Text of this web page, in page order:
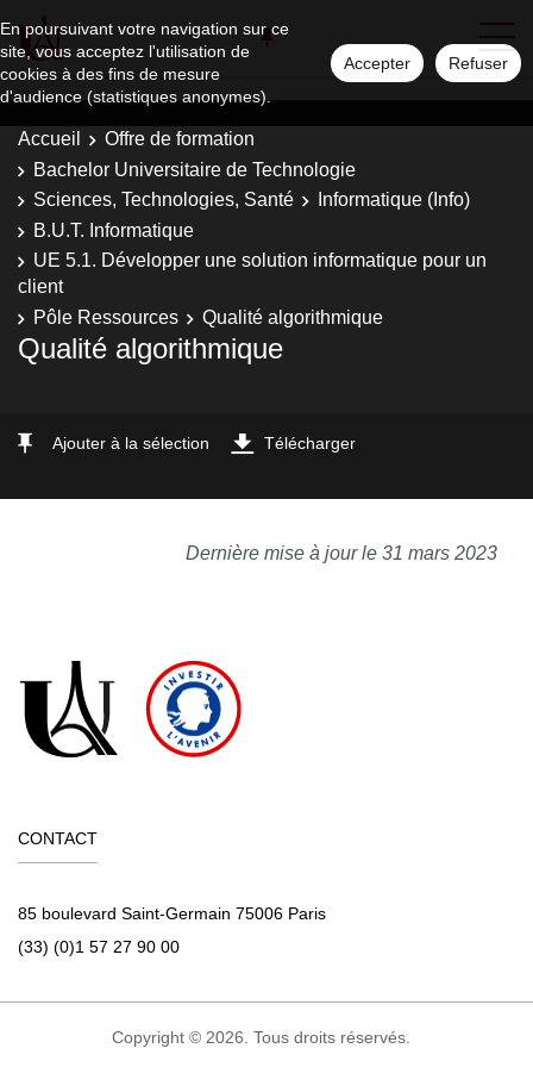
En poursuivant votre navigation sur ce
site, vous acceptez l'utilisation de
cookies à des fins de mesure
d'audience (statistiques anonymes).
Accepter Refuser
Accueil
Offre de formation
Bachelor Universitaire de Technologie
Sciences, Technologies, Santé
Informatique (Info)
B.U.T. Informatique
UE 5.1. Développer une solution informatique pour un
client
Pôle Ressources
Qualité algorithmique
Qualité algorithmique
Ajouter à la sélection Télécharger
Dernière mise à jour le 31 mars 2023
CONTACT
85 boulevard Saint-Germain 75006 Paris
(33) (0)1 57 27 90 00
Copyright © 2026. Tous droits réservés.